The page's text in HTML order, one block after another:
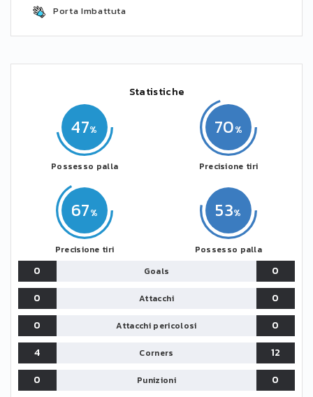
Porta Imbattuta
Statistiche
47
Possesso palla
67
Precisione tiri
53
Possesso palla
70
Precisione tiri
0 Goals
0
0
Attacchi
0
0
Attacchi pericolosi
0
4
Corners
12
0
Punizioni 0